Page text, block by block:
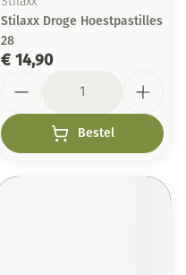
Stilaxx Droge Hoestpastilles
28
€ 14,90
Bestel